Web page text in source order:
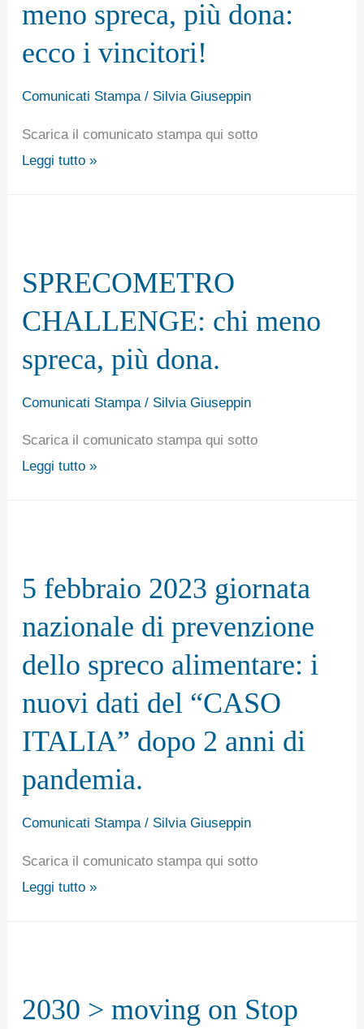
meno spreca, più dona:
ecco i vincitori!
Comunicati Stampa/ Silvia Giuseppin
Scarica il comunicato stampa qui sotto
spreca,
dona:
ecco
vincitori!
Leggi tutto »
SPRECOMETRO
CHALLENGE: chi meno
spreca, più dona.
Comunicati Stampa/ Silvia Giuseppin
Scarica il comunicato stampa qui sotto
chi
spreca,
più
Leggi tutto »
5 febbraio 2023 giornata
nazionale di prevenzione
dello spreco alimentare: i
nuovi dati del “CASO
ITALIA” dopo 2 anni di
pandemia.
Comunicati Stampa/ Silvia Giuseppin
Scarica il comunicato stampa qui sotto
2023
giornata
nazionale
di
prevenzione
dello
spreco
alimentare:
i
nuovi
“CASO
anni
Leggi tutto »
2030 > moving on Stop
moving